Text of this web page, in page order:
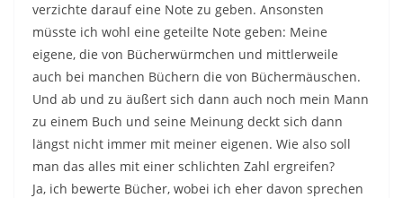
verzichte darauf eine Note zu geben. Ansonsten
müsste ich wohl eine geteilte Note geben: Meine
eigene, die von Bücherwürmchen und mittlerweile
auch bei manchen Büchern die von Büchermäuschen.
Und ab und zu äußert sich dann auch noch mein Mann
zu einem Buch und seine Meinung deckt sich dann
längst nicht immer mit meiner eigenen. Wie also soll
man das alles mit einer schlichten Zahl ergreifen?
Ja, ich bewerte Bücher, wobei ich eher davon sprechen